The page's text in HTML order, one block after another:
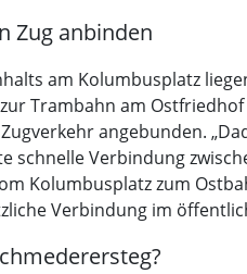
Zug anbinden
am Kolumbusplatz
Trambahn am
angebunden.
schnelle Verbindung
Kolumbusplatz zum
Verbindung im